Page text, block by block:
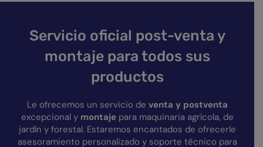
Servicio oficial post-venta y
montaje para todos sus
productos
Le ofrecemos un servicio de venta y postventa
excepcional y montajepara maquinaria agrícola, de
jardín y forestal. Estaremos encantados de ofrecerle
asesoramiento personalizado y soporte técnico para